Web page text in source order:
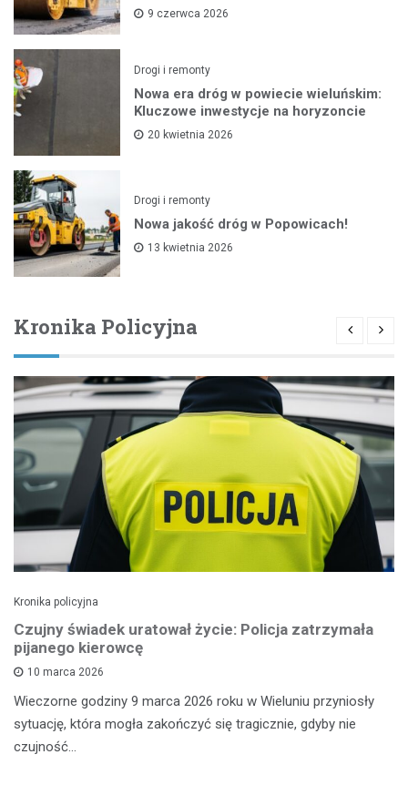
9 czerwca 2026
Drogi i remonty
Nowa era dróg w powiecie wieluńskim:
Kluczowe inwestycje na horyzoncie
20 kwietnia 2026
Drogi i remonty
Nowa jakość dróg w Popowicach!
13 kwietnia 2026
Kronika Policyjna
Kronika policyjna
Czujny świadek uratował życie: Policja zatrzymała
pijanego kierowcę
10 marca 2026
Wieczorne godziny 9 marca 2026 roku w Wieluniu przyniosły
sytuację, która mogła zakończyć się tragicznie, gdyby nie
czujność…